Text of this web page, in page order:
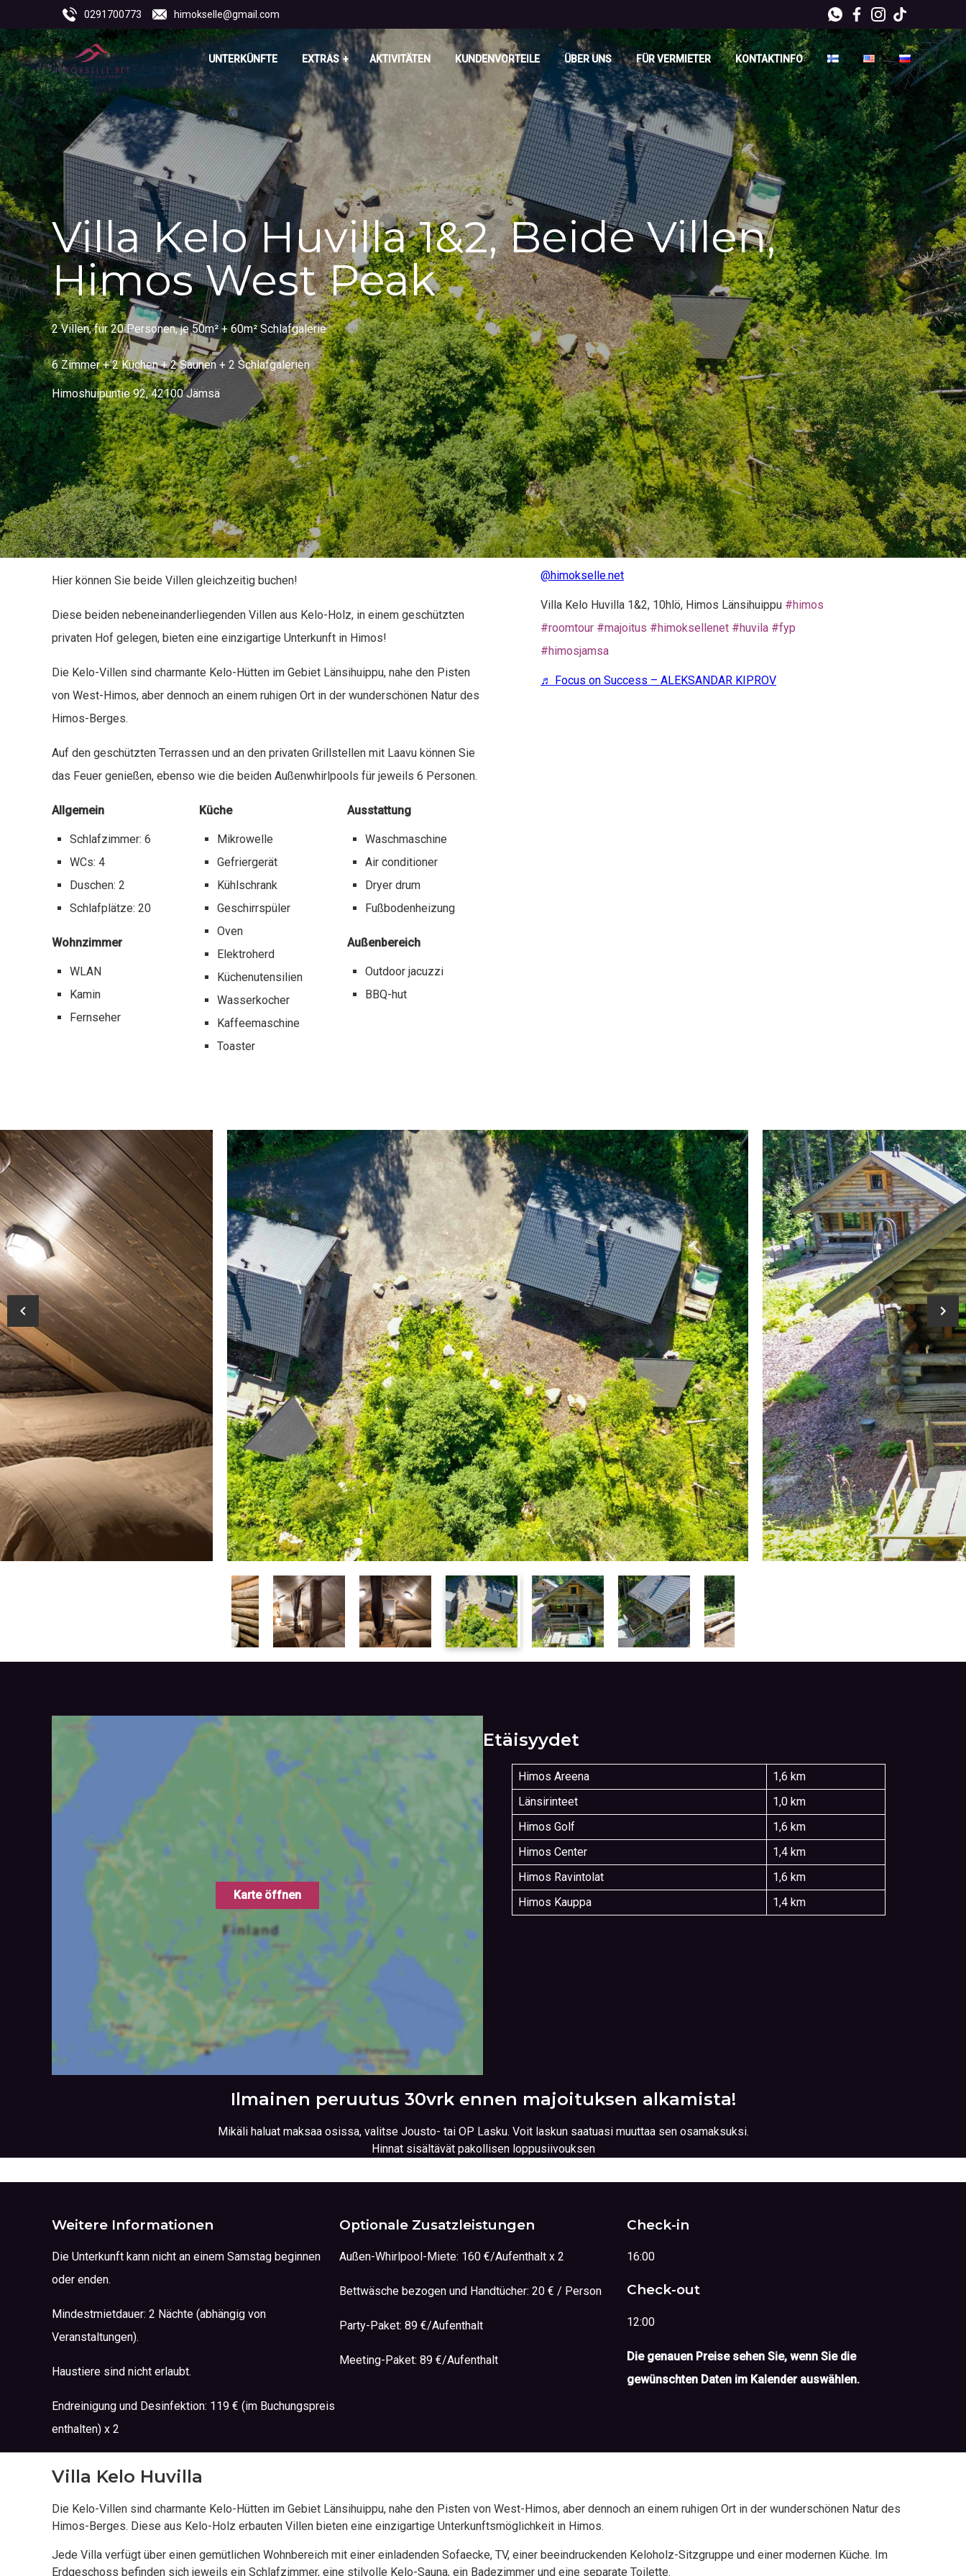
0291700773 himokselle@gmail.com
UNTERKÜNFTE EXTRAS AKTIVITÄTEN KUNDENVORTEILE ÜBER UNS FÜR VERMIETER KONTAKTINFO
Villa Kelo Huvilla 1&2, Beide Villen,
Himos West Peak
2 Villen, für 20 Personen, je 50m² + 60m² Schlafgalerie
6 Zimmer + 2 Küchen + 2 Saunen + 2 Schlafgalerien
Himoshuipuntie 92, 42100 Jämsä
Hier können Sie beide Villen gleichzeitig buchen!
Diese beiden nebeneinanderliegenden Villen aus Kelo-Holz, in einem geschützten
privaten Hof gelegen, bieten eine einzigartige Unterkunft in Himos!
Die Kelo-Villen sind charmante Kelo-Hütten im Gebiet Länsihuippu, nahe den Pisten
von West-Himos, aber dennoch an einem ruhigen Ort in der wunderschönen Natur des
Himos-Berges.
Auf den geschützten Terrassen und an den privaten Grillstellen mit Laavu können Sie
das Feuer genießen, ebenso wie die beiden Außenwhirlpools für jeweils 6 Personen.
Allgemein
Schlafzimmer: 6
WCs: 4
Duschen: 2
Schlafplätze: 20
Wohnzimmer
WLAN
Kamin
Fernseher
Küche
Mikrowelle
Gefriergerät
Kühlschrank
Geschirrspüler
Oven
Elektroherd
Küchenutensilien
Wasserkocher
Kaffeemaschine
Toaster
Ausstattung
Waschmaschine
Air conditioner
Dryer drum
Fußbodenheizung
Außenbereich
Outdoor jacuzzi
BBQ-hut
@himokselle.net
Villa Kelo Huvilla 1&2, 10hlö, Himos Länsihuippu #himos
#roomtour #majoitus #himoksellenet #huvila #fyp
#himosjamsa
♬ Focus on Success – ALEKSANDAR KIPROV
Karte öffnen
Etäisyydet
Himos Areena
1,6 km
Länsirinteet
1,0 km
Himos Golf
1,6 km
Himos Center
1,4 km
Himos Ravintolat
1,6 km
Himos Kauppa
1,4 km
Ilmainen peruutus 30vrk ennen majoituksen alkamista!
Mikäli haluat maksaa osissa, valitse Jousto- tai OP Lasku. Voit laskun saatuasi muuttaa sen osamaksuksi.
Hinnat sisältävät pakollisen loppusiivouksen
Weitere Informationen
Die Unterkunft kann nicht an einem Samstag beginnen
oder enden.
Mindestmietdauer: 2 Nächte (abhängig von
Veranstaltungen).
Haustiere sind nicht erlaubt.
Endreinigung und Desinfektion: 119 € (im Buchungspreis
enthalten) x 2
Optionale Zusatzleistungen
Außen-Whirlpool-Miete: 160 €/Aufenthalt x 2
Bettwäsche bezogen und Handtücher: 20 € / Person
Party-Paket: 89 €/Aufenthalt
Meeting-Paket: 89 €/Aufenthalt
Check-in
16:00
Check-out
12:00
Die genauen Preise sehen Sie, wenn Sie die
gewünschten Daten im Kalender auswählen.
Villa Kelo Huvilla
Die Kelo-Villen sind charmante Kelo-Hütten im Gebiet Länsihuippu, nahe den Pisten von West-Himos, aber dennoch an einem ruhigen Ort in der wunderschönen Natur des
Himos-Berges. Diese aus Kelo-Holz erbauten Villen bieten eine einzigartige Unterkunftsmöglichkeit in Himos.
Jede Villa verfügt über einen gemütlichen Wohnbereich mit einer einladenden Sofaecke, TV, einer beeindruckenden Keloholz-Sitzgruppe und einer modernen Küche. Im
Erdgeschoss befinden sich jeweils ein Schlafzimmer, eine stilvolle Kelo-Sauna, ein Badezimmer und eine separate Toilette.